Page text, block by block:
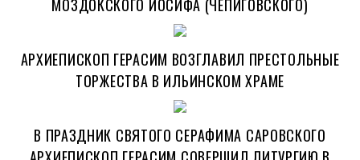
МОЗДОКСКОГО ИОСИФА (ЧЕПИГОВСКОГО)
АРХИЕПИСКОП ГЕРАСИМ ВОЗГЛАВИЛ ПРЕСТОЛЬНЫЕ
ТОРЖЕСТВА В ИЛЬИНСКОМ ХРАМЕ
В ПРАЗДНИК СВЯТОГО СЕРАФИМА САРОВСКОГО